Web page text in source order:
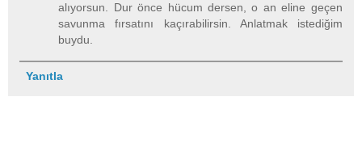
alıyorsun. Dur önce hücum dersen, o an eline geçen
savunma fırsatını kaçırabilirsin. Anlatmak istediğim
buydu.
Yanıtla